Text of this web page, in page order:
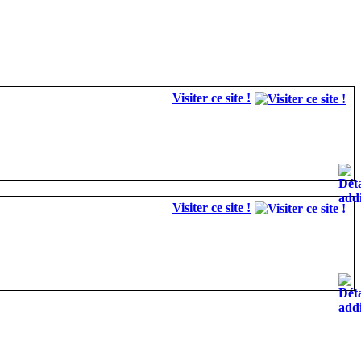
Visiter ce site !
Visiter ce site !